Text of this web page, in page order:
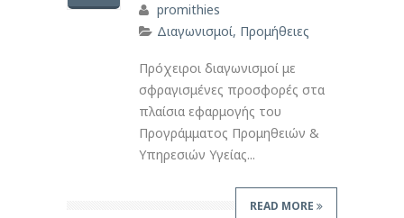
promithies
Διαγωνισμοί, Προμήθειες
Πρόχειροι διαγωνισμοί με
σφραγισμένες προσφορές στα
πλαίσια εφαρμογής του
Προγράμματος Προμηθειών &
Υπηρεσιών Υγείας...
READ MORE